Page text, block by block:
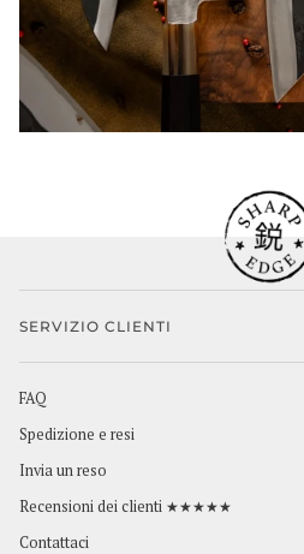
SERVIZIO CLIENTI
FAQ
Spedizione e resi
Invia un reso
Recensioni dei clienti ★★★★★
Contattaci